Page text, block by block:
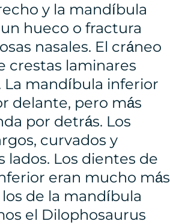
y la mandíbula
hueco o fractura
nasales. El cráneo
crestas laminares
La mandíbula inferior
delante, pero más
por detrás. Los
curvados y
lados. Los dientes de
eran mucho más
de la mandíbula
el Dilophosaurus